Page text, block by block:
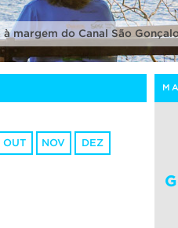
à margem do Canal São
OUT NOV DEZ